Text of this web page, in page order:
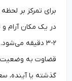
برای تمرکز بر لحظه
در یک مکان آرام و
۲-۳ دقیقه می‌شود.
قضاوت به وضعیت حال
گذشته یا آینده، سعی